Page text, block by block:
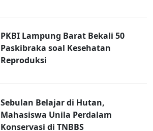
PKBI Lampung Barat Bekali 50
Paskibraka soal Kesehatan
Reproduksi
Sebulan Belajar di Hutan,
Mahasiswa Unila Perdalam
Konservasi di TNBBS